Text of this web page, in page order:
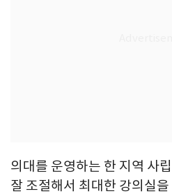
의대를 운영하는 한 지역 사
잘 조절해서 최대한 강의실